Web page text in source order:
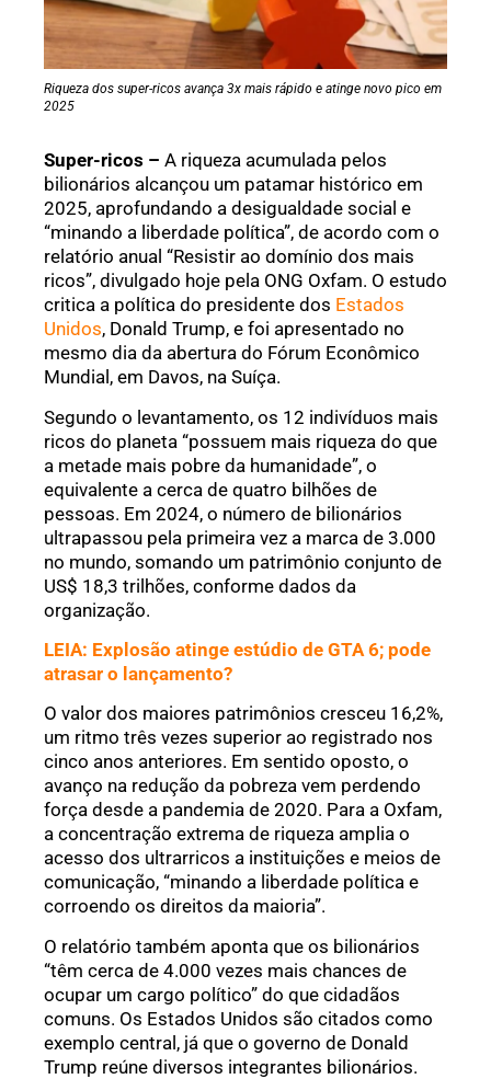
Riqueza dos super-ricos avança 3x mais rápido e atinge novo pico em
2025
Super-ricos – A riqueza acumulada pelos
bilionários alcançou um patamar histórico em
2025, aprofundando a desigualdade social e
“minando a liberdade política”, de acordo com o
relatório anual “Resistir ao domínio dos mais
ricos”, divulgado hoje pela ONG Oxfam. O estudo
critica a política do presidente dos Estados
Unidos, Donald Trump, e foi apresentado no
mesmo dia da abertura do Fórum Econômico
Mundial, em Davos, na Suíça.
Segundo o levantamento, os 12 indivíduos mais
ricos do planeta “possuem mais riqueza do que
a metade mais pobre da humanidade”, o
equivalente a cerca de quatro bilhões de
pessoas. Em 2024, o número de bilionários
ultrapassou pela primeira vez a marca de 3.000
no mundo, somando um patrimônio conjunto de
US$ 18,3 trilhões, conforme dados da
organização.
LEIA: Explosão atinge estúdio de GTA 6; pode
atrasar o lançamento?
O valor dos maiores patrimônios cresceu 16,2%,
um ritmo três vezes superior ao registrado nos
cinco anos anteriores. Em sentido oposto, o
avanço na redução da pobreza vem perdendo
força desde a pandemia de 2020. Para a Oxfam,
a concentração extrema de riqueza amplia o
acesso dos ultrarricos a instituições e meios de
comunicação, “minando a liberdade política e
corroendo os direitos da maioria”.
O relatório também aponta que os bilionários
“têm cerca de 4.000 vezes mais chances de
ocupar um cargo político” do que cidadãos
comuns. Os Estados Unidos são citados como
exemplo central, já que o governo de Donald
Trump reúne diversos integrantes bilionários.